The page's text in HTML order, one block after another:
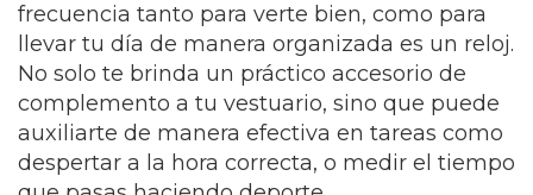
frecuencia tanto para verte bien, como para
llevar tu día de manera organizada es un reloj.
No solo te brinda un práctico accesorio de
complemento a tu vestuario, sino que puede
auxiliarte de manera efectiva en tareas como
despertar a la hora correcta, o medir el tiempo